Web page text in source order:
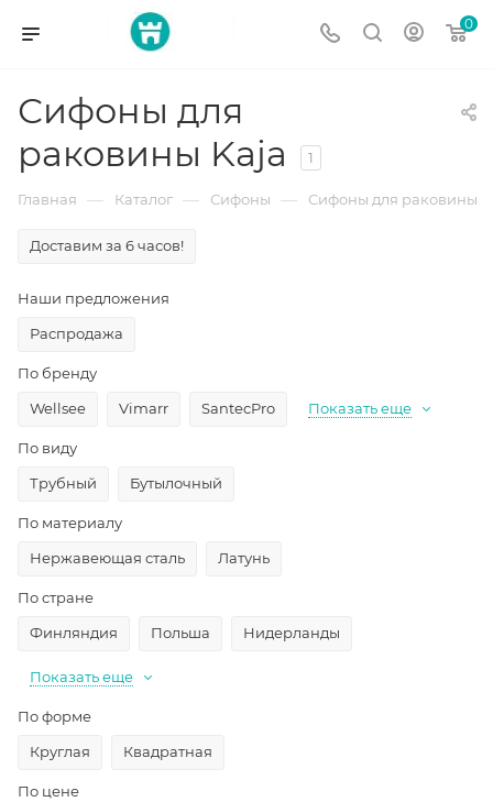
0
Сифоны для
раковины Kaja
1
Главная — Каталог — Сифоны — Сифоны для раковины
Доставим за 6 часов!
Наши предложения
Распродажа
По бренду
Wellsee
Vimarr SantecPro Показать еще
По виду
Трубный
Бутылочный
По материалу
Нержавеющая сталь
Латунь
По стране
Финляндия
Польша Нидерланды
Показать еще
По форме
Круглая
Квадратная
По цене